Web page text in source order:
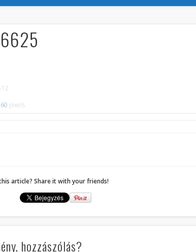
pixels
article? Share it with your friends!
hozzászólás?